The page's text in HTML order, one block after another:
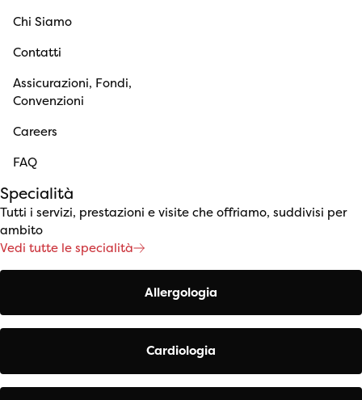
Chi Siamo
Contatti
Assicurazioni, Fondi,
Convenzioni
Careers
FAQ
Specialità
Tutti i servizi, prestazioni e visite che offriamo, suddivisi per
ambito
Vedi tutte le specialità
Allergologia
Cardiologia